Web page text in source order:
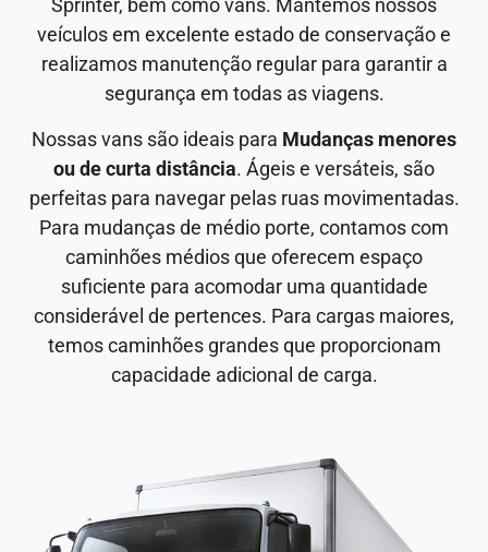
Sprinter, bem como vans. Mantemos nossos
veículos em excelente estado de conservação e
realizamos manutenção regular para garantir a
segurança em todas as viagens.
Nossas vans são ideais para Mudanças menores
ou de curta distância. Ágeis e versáteis, são
perfeitas para navegar pelas ruas movimentadas.
Para mudanças de médio porte, contamos com
caminhões médios que oferecem espaço
suficiente para acomodar uma quantidade
considerável de pertences. Para cargas maiores,
temos caminhões grandes que proporcionam
capacidade adicional de carga.